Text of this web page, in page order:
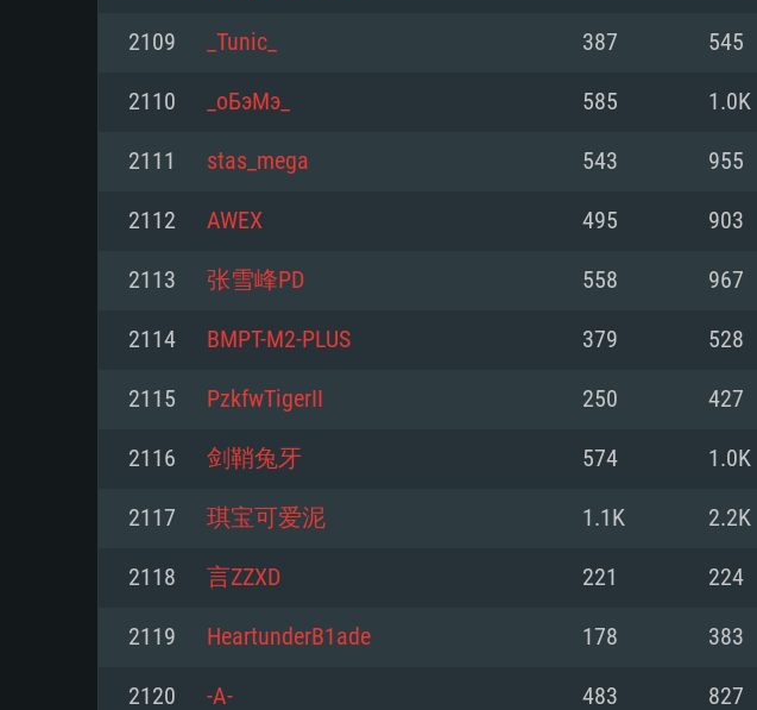
Mínimo
77XX / NVIDIA GeForce GTX 660. Resolução
mínima suportada: 720p
Network: Internet de banda larga.
Disco: 23,1 GB
Mínimo
mais recente
Processador: Core i5 2.2GHz mínimo (Intel Xeon
não suportado)
Memória: 6 GB
Placa Gráfica: Intel Iris Pro 5200 (Mac),
mínima suportada: 720p com suporte Metal.
Network: Internet de banda larga.
Disco: 21,5 GB
Mínimo
do Linux de 64bit
Processador: Dual-Core 2.4 GHz
Memória: 4 GB
Placa Gráfica: NVIDIA 660 com os drivers mais
recentes (não mais de 6 meses) / equivalentes
Vulkan (não mais de 6 meses); Resolução mínima
suportada: 720p.
Network: Internet de banda larga.
Disco: 21,5 GB
2109 _Tunic_ 387 545
2110 _оБэМэ_ 585 1.0K
2111 stas_mega 543 955
2112 AWEX 495 903
2113 张雪峰PD 558 967
2114 BMPT-M2-PLUS 379 528
2115 PzkfwTigerII 250 427
2116 剑鞘兔牙 574 1.0K
2117 琪宝可爱泥 1.1K 2.2K
2118 言ZZXD 221 224
2119 HeartunderB1ade 178 383
2120 -А- 483 827